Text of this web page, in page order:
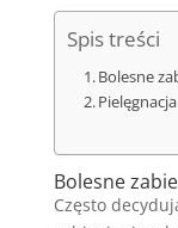
Spis treści
Bolesne
Bolesne
Często